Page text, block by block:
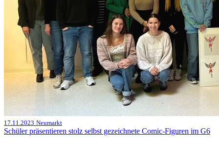
17.11.2023 Neumarkt
Schüler präsentieren stolz selbst gezeichnete Comic-Figuren im G6